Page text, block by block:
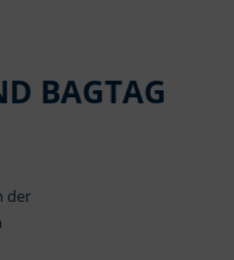
BAGTAG
der